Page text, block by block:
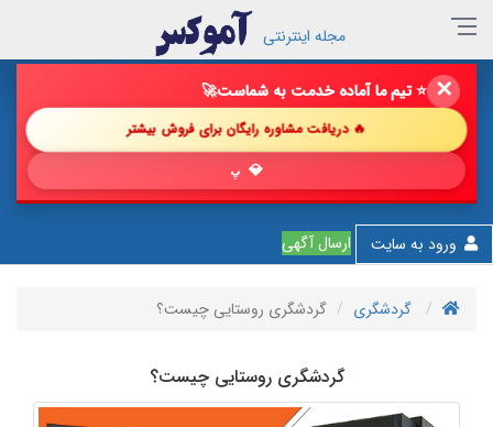
✕ 🔥 فروش خود را با ما چند برابر کن!🚀
🔥 دریافت مشاوره رایگان برای فروش بیشتر
💎 پیشنهاد شگفت
ورود به سایت ارسال آگهی
مجله اینترنتی
گردشگری گردشگری روستایی چیست؟
گردشگری روستایی چیست؟